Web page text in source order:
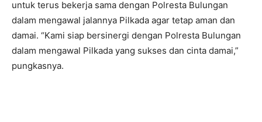
untuk terus bekerja sama dengan Polresta Bulungan
dalam mengawal jalannya Pilkada agar tetap aman dan
damai. “Kami siap bersinergi dengan Polresta Bulungan
dalam mengawal Pilkada yang sukses dan cinta damai,”
pungkasnya.